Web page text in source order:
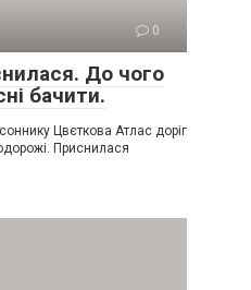
0
До чого
бачити.
Цвєткова Атлас доріг
Приснилася